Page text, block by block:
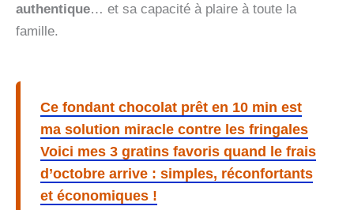
authentique… et sa capacité à plaire à toute la
famille.
Ce fondant chocolat prêt en 10 min est
ma solution miracle contre les fringales
Voici mes 3 gratins favoris quand le frais
d’octobre arrive : simples, réconfortants
et économiques !